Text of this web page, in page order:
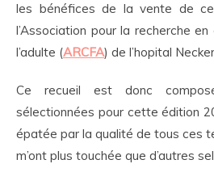
les bénéfices de la vente de
l’Association pour la recherche
l’adulte (ARCFA) de l’hopital
Ce recueil est donc
sélectionnées pour cette édition
épatée par la qualité de tous ces
m’ont plus touchée que d’autres